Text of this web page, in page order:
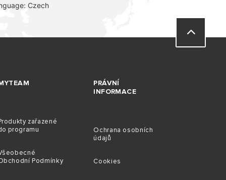
Czech
zařazené
programu
Podmínky
PRÁVNÍ
INFORMACE
Ochrana osobních
údajů
Cookies